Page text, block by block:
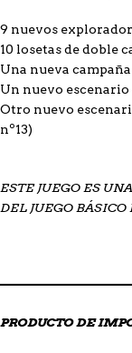
9 nuevos
10 losetas de doble
Una nueva
Un nuevo escenario
Otro nuevo
nº13)
ESTE JUEGO ES
DEL JUEGO BÁSICO
PRODUCTO DE